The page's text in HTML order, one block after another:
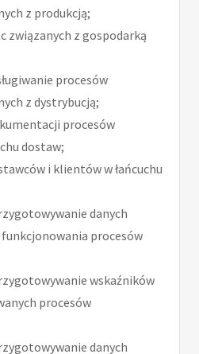
z produkcją;
związanych z gospodarką
procesów
z dystrybucją;
procesów
dostaw;
i klientów w łańcuchu
danych
procesów
wskaźników
procesów
danych